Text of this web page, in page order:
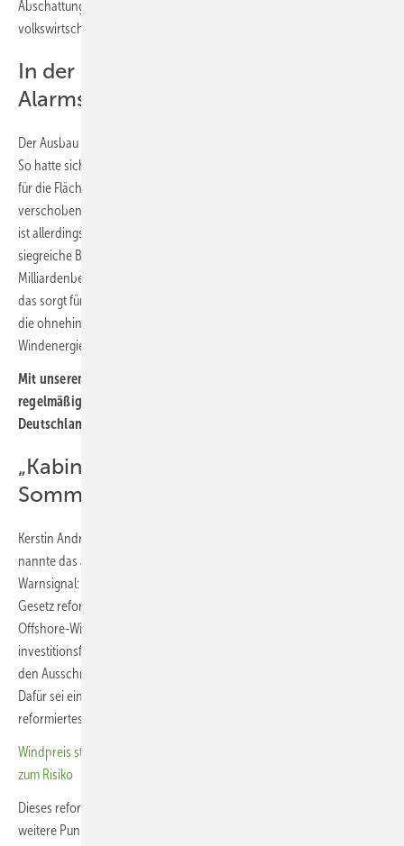
Abschattungseffekte reduziert, die Stromerträge erhöht und die
volkswirtschaftlichen Kosten des Offshore-Ausbaus gesenkt werden.
In der Offshore-Branche herrscht
Alarmstimmung
Der Ausbau der Offshore-Windenergie stockt derzeit in Deutschland.
So hatte sich in der jüngsten Ausschreibungsrunde 2025 kein Bieter
für die Flächen gefunden. Die kommende Runde wurde danach
verschoben, bis ein neues Ausschreibungsdesign gefunden ist. Noch
ist allerdings davon wenig zu hören. Unterdessen versuchen offenbar
siegreiche Bieter aus vorangegangenen Auktionsrunden, ihre für
Milliardenbeträge ersteigerten Baurechte wieder zurückzugeben. All
das sorgt für Alarmstimmung in der Offshore-Branche und gefährdet
die ohnehin ehrgeizigen Ziele für den Ausbau der
Windenergienutzung auf See.
Mit unserem kostenlosen Newsletter informieren wir Sie
regelmäßig auch über die Entwicklung der Offshore-Windkraft in
Deutschland und weltweit.
„Kabinettsbeschluss noch im
Sommer“
Kerstin Andreae, Vorsitzende der BDEW-Hauptgeschäftsführung,
nannte das ausbleibende Interesse an den Auktionen ein klares
Warnsignal: „Die Politik muss dringend handeln und das WindSee-
Gesetz reformieren“, so Andreae. Für den weiteren Ausbau der
Offshore-Windenergie brauche es verlässliche und
investitionsfreundliche Rahmenbedingungen. „Projekte müssen in
den Ausschreibungen 2027 wieder wirtschaftlich darstellbar sein.“
Dafür sei ein Referentenentwurf und ein Kabinettsbeschluss für ein
reformiertes WindSeeG noch im Sommer erforderlich.
Windpreis stürzt auf Rekordtief – Auktionserfolg wird für Projektierer
zum Risiko
Dieses reformierte Gesetz soll nach Auffassung des BDEW noch
weitere Punkte umfassen, darunter eine Ausweitung der Betriebsdauer